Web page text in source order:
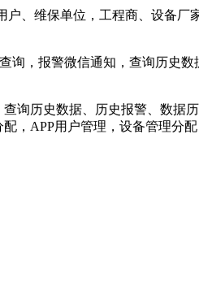
、维保单位，工程商、设备厂
，报警微信通知，查询历史数
询历史数据、历史报警、数据
，APP用户管理，设备管理分